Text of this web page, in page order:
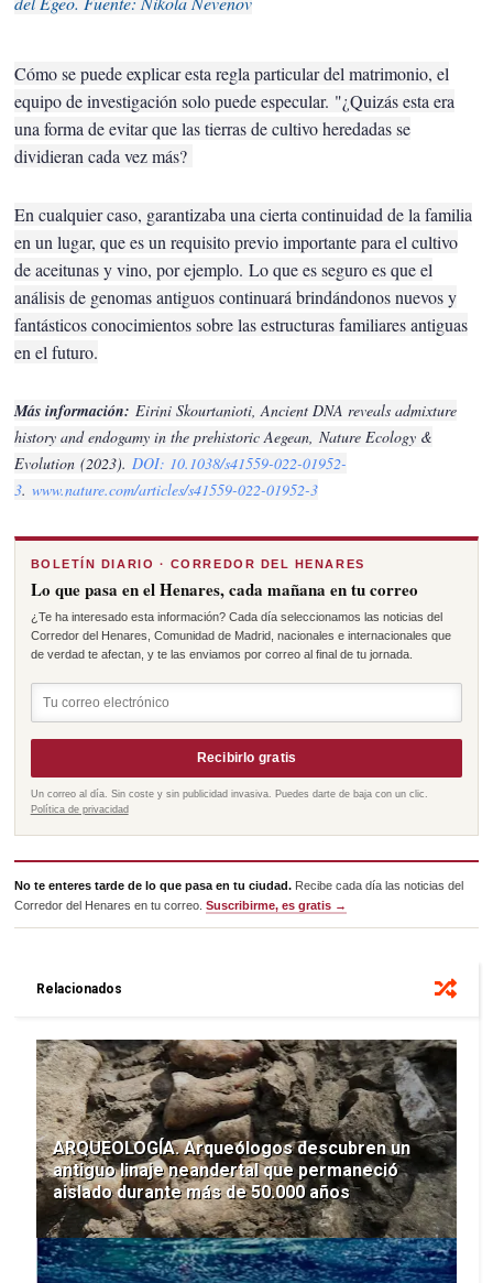
Cómo se puede explicar esta regla particular del matrimonio, el
equipo de investigación solo puede especular. "¿Quizás esta era
una forma de evitar que las tierras de cultivo heredadas se
dividieran cada vez más?
En cualquier caso, garantizaba una cierta continuidad de la familia
en un lugar, que es un requisito previo importante para el cultivo
de aceitunas y vino, por ejemplo.Lo que es seguro es que el
análisis de genomas antiguos continuará brindándonos nuevos y
fantásticos conocimientos sobre las estructuras familiares antiguas
en el futuro.
Más información: Eirini Skourtanioti, Ancient DNA reveals admixture
history and endogamy in the prehistoric Aegean,Nature Ecology &
Evolution (2023).DOI: 10.1038/s41559-022-01952-
3.www.nature.com/articles/s41559-022-01952-3
BOLETÍN DIARIO · CORREDOR DEL HENARES
Lo que pasa en el Henares, cada mañana en tu correo
¿Te ha interesado esta información? Cada día seleccionamos las noticias del
Corredor del Henares, Comunidad de Madrid, nacionales e internacionales que
de verdad te afectan, y te las enviamos por correo al final de tu jornada.
Recibirlo gratis
Un correo al día. Sin coste y sin publicidad invasiva. Puedes darte de baja con un clic.
Política de privacidad
No te enteres tarde de lo que pasa en tu ciudad. Recibe cada día las noticias del
Corredor del Henares en tu correo.Suscribirme, es gratis →
Relacionados
ARQUEOLOGÍA. Arqueólogos descubren un
antiguo linaje neandertal que permaneció
aislado durante más de 50.000 años